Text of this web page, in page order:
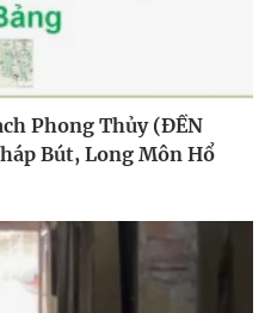
Phong Thủy (ĐỀN
Bút, Long Môn Hổ